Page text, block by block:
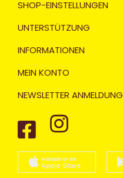
SHOP-EINSTELLUNGEN
UNTERSTÜTZUNG
INFORMATIONEN
MEIN KONTO
NEWSLETTER ANMELDUNG